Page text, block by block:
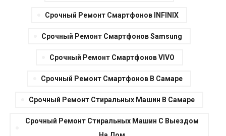
Срочный Ремонт Смартфонов INFINIX
Срочный Ремонт Смартфонов Samsung
Срочный Ремонт Смартфонов VIVO
Срочный Ремонт Смартфонов В Самаре
Срочный Ремонт Стиральных Машин В Самаре
Срочный Ремонт Стиральных Машин С Выездом